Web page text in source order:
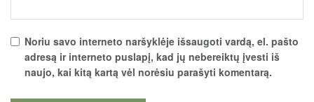
Noriu savo interneto naršyklėje išsaugoti vardą, el. pašto
adresą ir interneto puslapį, kad jų nebereiktų įvesti iš
naujo, kai kitą kartą vėl norėsiu parašyti komentarą.